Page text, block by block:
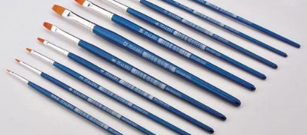
Otwórz
media
1
w
widoku
galerii